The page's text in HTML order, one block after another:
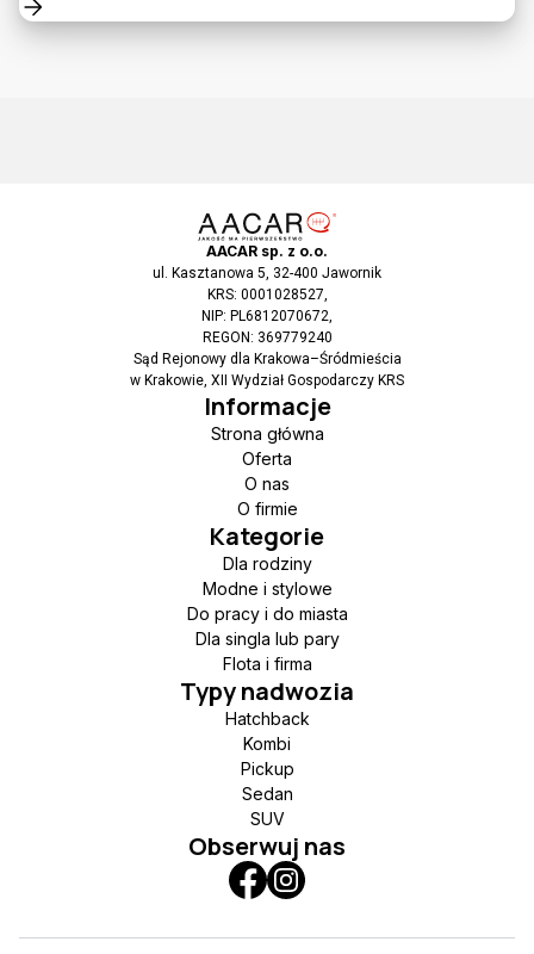
AACAR sp. z o.o.
ul. Kasztanowa 5, 32-400 Jawornik
KRS: 0001028527,
NIP: PL6812070672,
REGON: 369779240
Sąd Rejonowy dla Krakowa–Śródmieścia
w Krakowie, XII Wydział Gospodarczy KRS
Informacje
Strona główna
Oferta
O nas
O firmie
Kategorie
Dla rodziny
Modne i stylowe
Do pracy i do miasta
Dla singla lub pary
Flota i firma
Typy nadwozia
Hatchback
Kombi
Pickup
Sedan
SUV
Obserwuj nas